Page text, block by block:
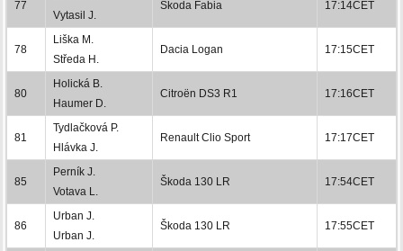
77
Vytasil J.
Škoda Fabia 17:14CET
78
Liška M.
Středa H.
Dacia Logan 17:15CET
80
Holická B.
Haumer D.
Citroën DS3 R1 17:16CET
81
Tydlačková P.
Hlávka J.
Renault Clio Sport 17:17CET
85
Perník J.
Votava L.
Škoda 130 LR 17:54CET
86
Urban J.
Urban J.
Škoda 130 LR 17:55CET